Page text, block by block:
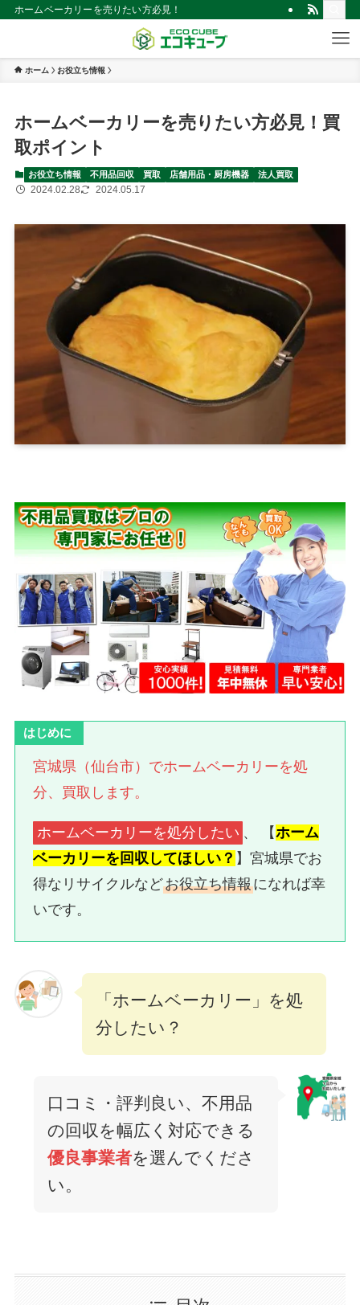
ホームベーカリーを売りたい方必見！買取ポイント | 仙台市の不用品買取・
ホーム お役立ち情報
ホームベーカリーを売りたい方必見！買
取ポイント
お役立ち情報 不用品回収 買取 店舗用品・厨房機器 法人買取
2024.02.28 2024.05.17
はじめに
宮城県（仙台市）でホームベーカリーを処
分、買取します。
ホームベーカリーを処分したい 、 【ホーム
ベーカリーを回収してほしい？ 】宮城県でお
得なリサイクルなどお役立ち情報になれば幸
いです。
「ホームベーカリー」を処
分したい？
口コミ・評判良い、不用品
の回収を幅広く対応できる
優良事業者を選んでくださ
い。